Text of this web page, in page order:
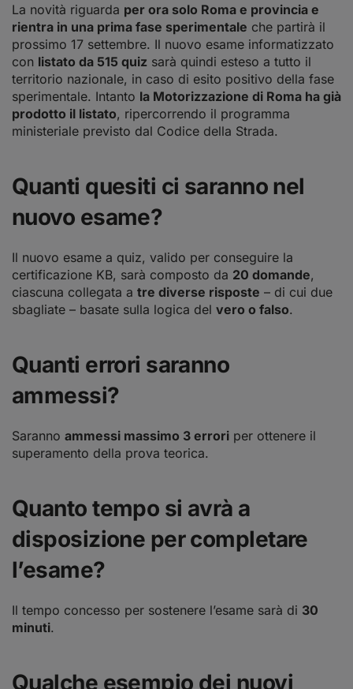
La novità riguarda per ora solo Roma e provincia e
rientra in una prima fase sperimentale che partirà il
prossimo 17 settembre. Il nuovo esame informatizzato
con listato da 515 quiz sarà quindi esteso a tutto il
territorio nazionale, in caso di esito positivo della fase
sperimentale. Intanto la Motorizzazione di Roma ha già
prodotto il listato, ripercorrendo il programma
ministeriale previsto dal Codice della Strada.
Quanti quesiti ci saranno nel
nuovo esame?
Il nuovo esame a quiz, valido per conseguire la
certificazione KB, sarà composto da 20 domande,
ciascuna collegata a tre diverse risposte – di cui due
sbagliate – basate sulla logica del vero o falso.
Quanti errori saranno
ammessi?
Saranno ammessi massimo 3 errori per ottenere il
superamento della prova teorica.
Quanto tempo si avrà a
disposizione per completare
l’esame?
Il tempo concesso per sostenere l’esame sarà di 30
minuti.
Qualche esempio dei nuovi